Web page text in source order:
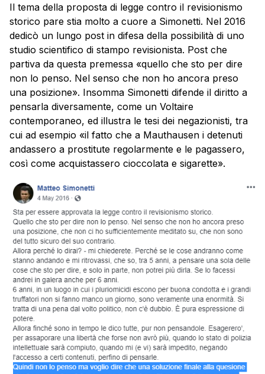
Il tema della proposta di legge contro il revisionismo
storico pare stia molto a cuore a Simonetti. Nel 2016
dedicò un lungo post in difesa della possibilità di uno
studio scientifico di stampo revisionista. Post che
partiva da questa premessa «quello che sto per dire
non lo penso. Nel senso che non ho ancora preso
una posizione». Insomma Simonetti difende il diritto a
pensarla diversamente, come un Voltaire
contemporaneo, ed illustra le tesi dei negazionisti, tra
cui ad esempio «il fatto che a Mauthausen i detenuti
andassero a prostitute regolarmente e le pagassero,
così come acquistassero cioccolata e sigarette».